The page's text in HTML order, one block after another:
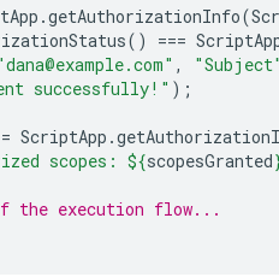
.getAuthorizationInfo(
() ===
,
successfully!" );
= ScriptApp .
scopes: ${scopesGranted
the execution flow...